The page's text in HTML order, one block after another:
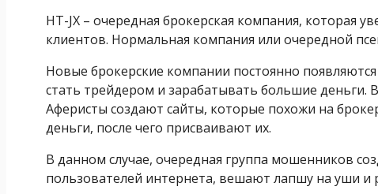
HT-JX – очередная брокерская компания, которая
клиентов. Нормальная компания или очередной
Новые брокерские компании постоянно
стать трейдером и зарабатывать большие деньги.
Аферисты создают сайты, которые похожи на
деньги, после чего присваивают их.
В данном случае, очередная группа мошенников
пользователей интернета, вешают лапшу на уши и